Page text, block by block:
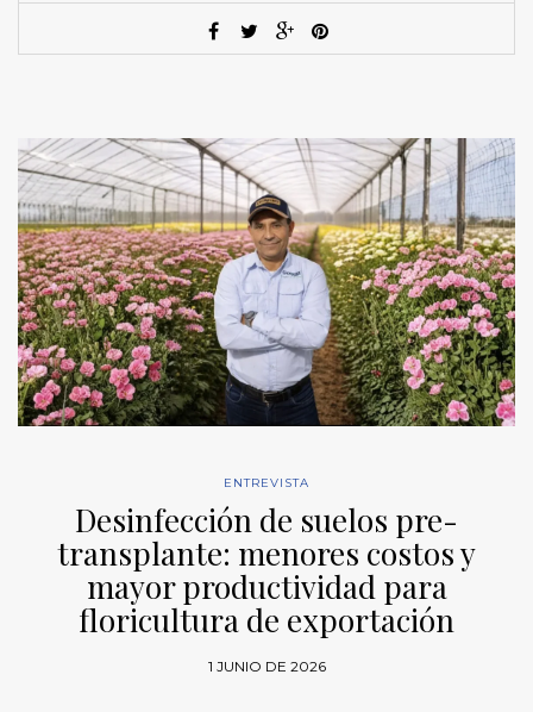
ENTREVISTA
Desinfección de suelos pre-
transplante: menores costos y
mayor productividad para
floricultura de exportación
1 JUNIO DE 2026